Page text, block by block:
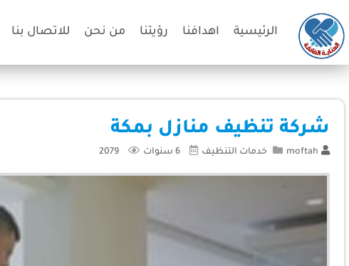
الرئيسية اهدافنا رؤيتنا من نحن للاتصال بنا
شركة تنظيف منازل بمكة
moftah خدمات التنظيف